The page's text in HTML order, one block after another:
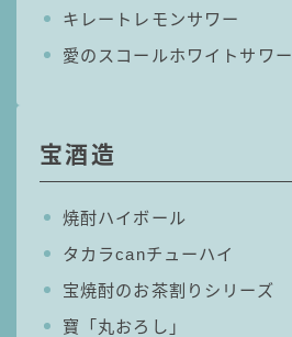
お得情報
運営者情報
お問い合わせ
キレートレモンサワー
愛のスコールホワイトサワー
宝酒造
焼酎ハイボール
タカラcanチューハイ
宝焼酎のお茶割りシリーズ
寶「丸おろし」